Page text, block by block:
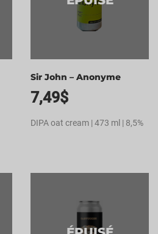
Sir John – Anonyme
7,49$
DIPA oat cream | 473 ml | 8,5%